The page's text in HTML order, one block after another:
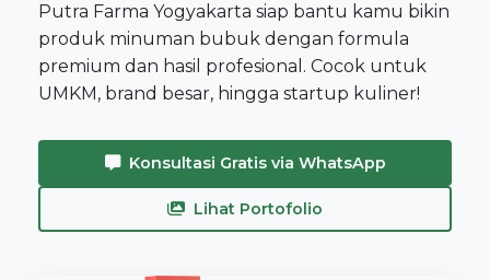
Putra Farma Yogyakarta siap bantu kamu bikin
produk minuman bubuk dengan formula
premium dan hasil profesional. Cocok untuk
UMKM, brand besar, hingga startup kuliner!
Konsultasi Gratis via WhatsApp
Lihat Portofolio